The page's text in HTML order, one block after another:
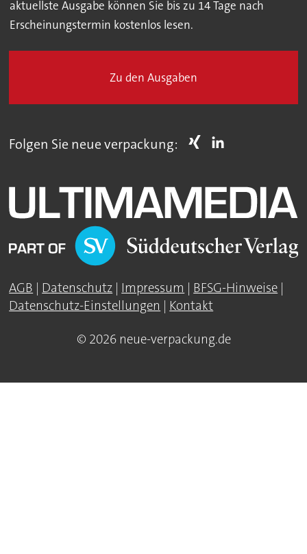
aktuellste Ausgabe können Sie bis zu 14 Tage nach
Erscheinungstermin kostenlos lesen.
Zu den Ausgaben
Folgen Sie neue verpackung:
AGB | Datenschutz | Impressum | BFSG-Hinweise |
Datenschutz-Einstellungen | Kontakt
© 2026 neue-verpackung.de